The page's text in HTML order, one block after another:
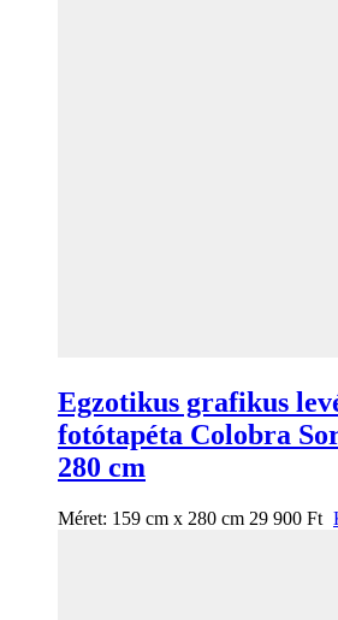
Egzotikus grafikus
fotótapéta Colobra
280 cm
Méret: 159 cm x 280 cm 29 900 Ft